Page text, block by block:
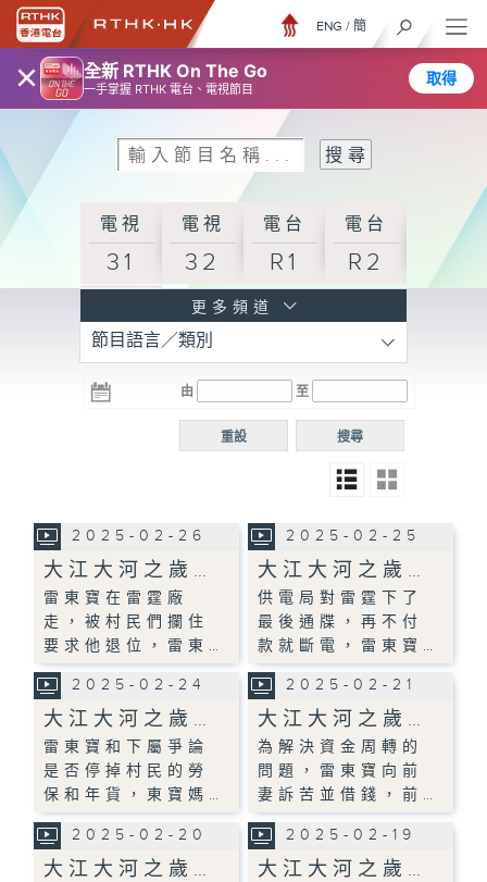
× 全新 RTHK On The Go
一手掌握 RTHK 電台、電視節目
取得
ENG / 簡
電視
31
電視
32
電台
R1
電台
R2
R3
電台 電台
R5
電台
普通
更多頻道
節目語言／類別
由 至
搜尋
重設
2025-02-26
大江大河之歲…
雷東寶在雷霆廠
走，被村民們攔住
要求他退位，雷東…
2025-02-25
大江大河之歲…
供電局對雷霆下了
最後通牒，再不付
款就斷電，雷東寶…
2025-02-24
大江大河之歲…
雷東寶和下屬爭論
是否停掉村民的勞
保和年貨，東寶媽…
2025-02-21
大江大河之歲…
為解決資金周轉的
問題，雷東寶向前
妻訴苦並借錢，前…
2025-02-20
大江大河之歲…
2025-02-19
大江大河之歲…